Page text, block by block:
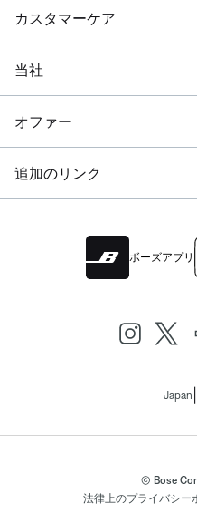
カスタマーケア
当社
オファー
追加のリンク
ボーズアプリ
Japan
© Bose
法律上のプライバシー